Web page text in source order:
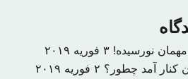
نورسیده! ۳ فوریه ۲۰۱۹
کنار آمد چطور؟ ۲ فوریه ۲۰۱۹